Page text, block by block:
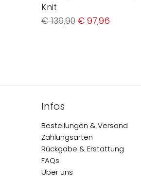
Knit
€139,90 Ursprünglicher
€97,96Aktueller
Infos
Bestellungen & Versand
Zahlungsarten
Rückgabe & Erstattung
FAQs
Über uns